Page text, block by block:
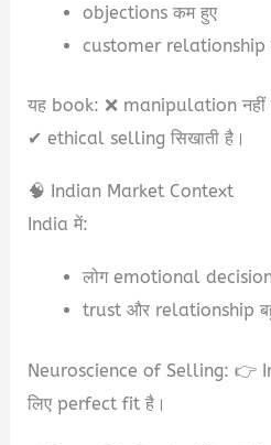
objections कम हुए
customer relationship
यह book: ❌ manipulation नहीं
✔ ethical selling सिखाती है।
🧠 Indian Market Context
India में:
लोग emotional
trust और relationship
Neuroscience of Selling: 👉
लिए perfect fit है।